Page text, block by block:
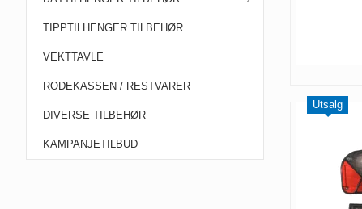
TIPPTILHENGER TILBEHØR
VEKTTAVLE
RODEKASSEN / RESTVARER
DIVERSE TILBEHØR
KAMPANJETILBUD
Utsalg